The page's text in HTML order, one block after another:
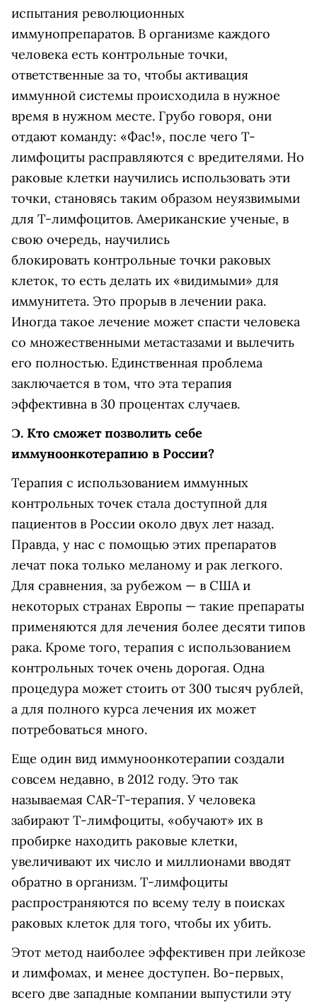
испытания революционных
иммунопрепаратов. В организме каждого
человека есть контрольные точки,
ответственные за то, чтобы активация
иммунной системы происходила в нужное
время в нужном месте. Грубо говоря, они
отдают команду: «Фас!», после чего Т-
лимфоциты расправляются с вредителями. Но
раковые клетки научились использовать эти
точки, становясь таким образом неуязвимыми
для Т-лимфоцитов. Американские ученые, в
свою очередь, научились
блокировать контрольные точки раковых
клеток, то есть делать их «видимыми» для
иммунитета. Это прорыв в лечении рака.
Иногда такое лечение может спасти человека
со множественными метастазами и вылечить
его полностью. Единственная проблема
заключается в том, что эта терапия
эффективна в 30 процентах случаев.
Ɔ. Кто сможет позволить себе
иммуноонкотерапию в России?
Терапия с использованием иммунных
контрольных точек стала доступной для
пациентов в России около двух лет назад.
Правда, у нас с помощью этих препаратов
лечат пока только меланому и рак легкого.
Для сравнения, за рубежом — в США и
некоторых странах Европы — такие препараты
применяются для лечения более десяти типов
рака. Кроме того, терапия с использованием
контрольных точек очень дорогая. Одна
процедура может стоить от 300 тысяч рублей,
а для полного курса лечения их может
потребоваться много.
Еще один вид иммуноонкотерапии создали
совсем недавно, в 2012 году. Это так
называемая CAR-T-терапия. У человека
забирают Т-лимфоциты, «обучают» их в
пробирке находить раковые клетки,
увеличивают их число и миллионами вводят
обратно в организм. Т-лимфоциты
распространяются по всему телу в поисках
раковых клеток для того, чтобы их убить.
Этот метод наиболее эффективен при лейкозе
и лимфомах, и менее доступен. Во-первых,
всего две западные компании выпустили эту